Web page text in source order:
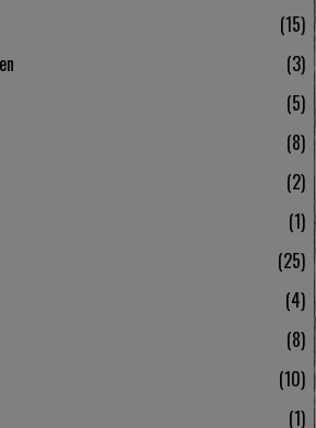
15
3
5
8
2
1
25
4
8
10
1